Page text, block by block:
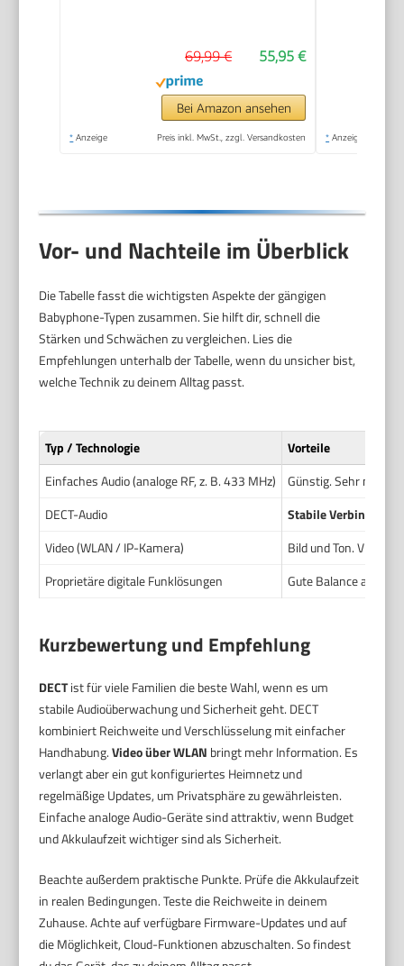
Smart ECO-Modus,
Nachtlicht,
SCD503/26
55,95 €
69,99 €
Bei Amazon ansehen
* Anzeige Preis inkl. MwSt., zzgl. Versandkosten * Anzeige
Vor- und Nachteile im Überblick
Die Tabelle fasst die wichtigsten Aspekte der gängigen
Babyphone-Typen zusammen. Sie hilft dir, schnell die
Stärken und Schwächen zu vergleichen. Lies die
Empfehlungen unterhalb der Tabelle, wenn du unsicher bist,
welche Technik zu deinem Alltag passt.
Typ / Technologie
Vorteile
Einfaches Audio (analoge RF, z. B. 433 MHz)
Günstig. Sehr
DECT-Audio
Stabile Verbindung
Video (WLAN / IP-Kamera)
Bild und Ton. Viele
Proprietäre digitale Funklösungen
Gute Balance aus
Kurzbewertung und Empfehlung
DECTist für viele Familien die beste Wahl, wenn es um
stabile Audioüberwachung und Sicherheit geht. DECT
kombiniert Reichweite und Verschlüsselung mit einfacher
Handhabung.Video über WLAN bringt mehr Information. Es
verlangt aber ein gut konfiguriertes Heimnetz und
regelmäßige Updates, um Privatsphäre zu gewährleisten.
Einfache analoge Audio-Geräte sind attraktiv, wenn Budget
und Akkulaufzeit wichtiger sind als Sicherheit.
Beachte außerdem praktische Punkte. Prüfe die Akkulaufzeit
in realen Bedingungen. Teste die Reichweite in deinem
Zuhause. Achte auf verfügbare Firmware-Updates und auf
die Möglichkeit, Cloud-Funktionen abzuschalten. So findest